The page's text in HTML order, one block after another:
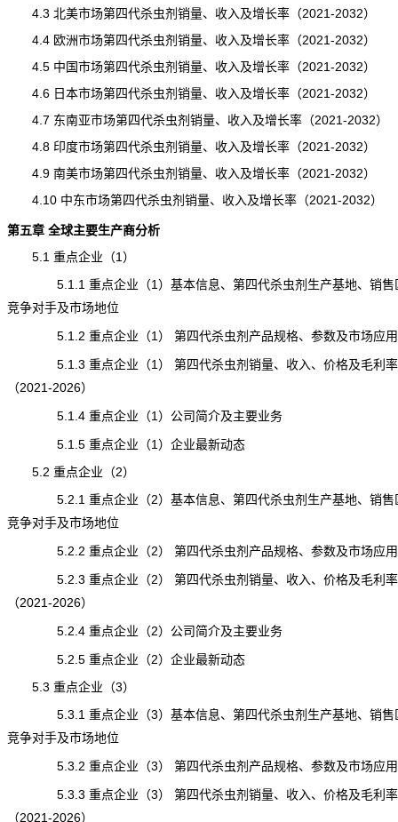
4.3 北美市场第四代杀虫剂销量、收入及增长率（2021-2032）
4.4 欧洲市场第四代杀虫剂销量、收入及增长率（2021-2032）
4.5 中国市场第四代杀虫剂销量、收入及增长率（2021-2032）
4.6 日本市场第四代杀虫剂销量、收入及增长率（2021-2032）
4.7 东南亚市场第四代杀虫剂销量、收入及增长率（2021-2032）
4.8 印度市场第四代杀虫剂销量、收入及增长率（2021-2032）
4.9 南美市场第四代杀虫剂销量、收入及增长率（2021-2032）
4.10 中东市场第四代杀虫剂销量、收入及增长率（2021-2032）
第五章 全球主要生产商分析
5.1 重点企业（1）
5.1.1 重点企业（1）基本信息、第四代杀虫剂生产基地、销售
竞争对手及市场地位
5.1.2 重点企业（1） 第四代杀虫剂产品规格、参数及市场应用
5.1.3 重点企业（1） 第四代杀虫剂销量、收入、价格及毛利率
（2021-2026）
5.1.4 重点企业（1）公司简介及主要业务
5.1.5 重点企业（1）企业最新动态
5.2 重点企业（2）
5.2.1 重点企业（2）基本信息、第四代杀虫剂生产基地、销售
竞争对手及市场地位
5.2.2 重点企业（2） 第四代杀虫剂产品规格、参数及市场应用
5.2.3 重点企业（2） 第四代杀虫剂销量、收入、价格及毛利率
（2021-2026）
5.2.4 重点企业（2）公司简介及主要业务
5.2.5 重点企业（2）企业最新动态
5.3 重点企业（3）
5.3.1 重点企业（3）基本信息、第四代杀虫剂生产基地、销售
竞争对手及市场地位
5.3.2 重点企业（3） 第四代杀虫剂产品规格、参数及市场应用
5.3.3 重点企业（3） 第四代杀虫剂销量、收入、价格及毛利率
（2021-2026）